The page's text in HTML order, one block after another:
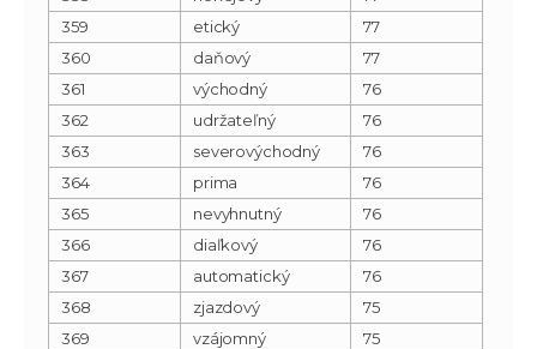
359
etický
77
360
daňový
77
361
východný
76
362
udržateľný
76
363
severovýchodný
76
364
prima
76
365
nevyhnutný
76
366
diaľkový
76
367
automatický
76
368
zjazdový
75
369
vzájomný
75